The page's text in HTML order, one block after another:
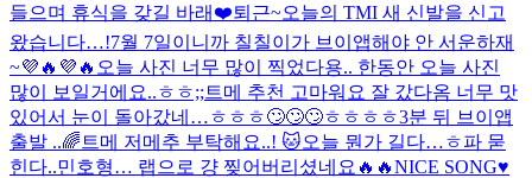
들으며 휴식을 갖길 바래❤️퇴근~오늘의 TMI 새 신발을 신고
왔습니다…!7월 7일이니까 칠칠이가 브이앱해야 안 서운하재
~💜🔥💜🔥 오늘 사진 너무 많이 찍었다용.. 한동안 오늘 사진
많이 보일거에요..ㅎㅎ;; 트메 추천 고마워요 잘 갔다옴 너무 맛
있어서 눈이 돌아갔네…ㅎㅎㅎ🙄🙄🙄ㅎㅎㅎㅎ3분 뒤 브이앱
출발 ..🌈 트메 저메추 부탁해요..! 🐱오늘 뭔가 길다…ㅎ파 묻
힌다..민호형… 랩으로 걍 찢어버리셨네요🔥🔥NICE SONG♥️